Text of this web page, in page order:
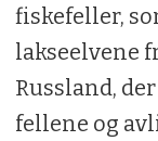
fiskefeller,
lakseelvene
Russland,
fellene og